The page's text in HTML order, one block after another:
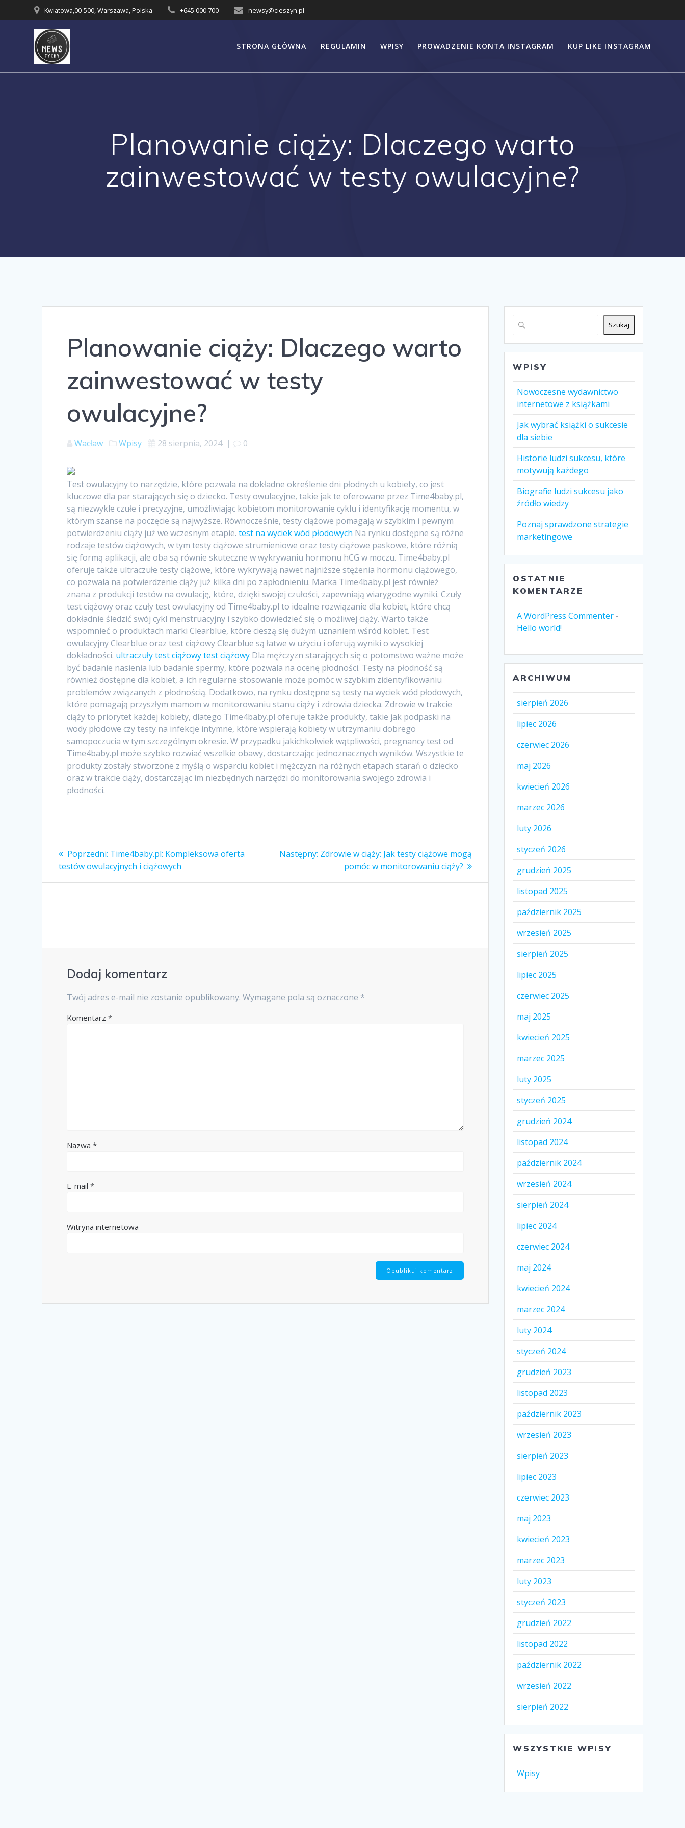
to
Kwiatowa,00-500, Warszawa, Polska +645 000 700 newsy@cieszyn.pl
STRONA GŁÓWNA REGULAMIN WPISY PROWADZENIE KONTA INSTAGRAM KUP LIKE INSTAGRAM
Planowanie ciąży: Dlaczego warto
zainwestować w testy owulacyjne?
Planowanie ciąży: Dlaczego warto
zainwestować w testy
owulacyjne?
Wacław Wpisy 28 sierpnia, 2024| 0
Test owulacyjny to narzędzie, które pozwala na dokładne określenie dni płodnych u kobiety, co jest
kluczowe dla par starających się o dziecko. Testy owulacyjne, takie jak te oferowane przez Time4baby.pl,
są niezwykle czułe i precyzyjne, umożliwiając kobietom monitorowanie cyklu i identyfikację momentu, w
którym szanse na poczęcie są najwyższe. Równocześnie, testy ciążowe pomagają w szybkim i pewnym
potwierdzeniu ciąży już we wczesnym etapie.test na wyciek wód płodowych Na rynku dostępne są różne
rodzaje testów ciążowych, w tym testy ciążowe strumieniowe oraz testy ciążowe paskowe, które różnią
się formą aplikacji, ale oba są równie skuteczne w wykrywaniu hormonu hCG w moczu. Time4baby.pl
oferuje także ultraczułe testy ciążowe, które wykrywają nawet najniższe stężenia hormonu ciążowego,
co pozwala na potwierdzenie ciąży już kilka dni po zapłodnieniu. Marka Time4baby.pl jest również
znana z produkcji testów na owulację, które, dzięki swojej czułości, zapewniają wiarygodne wyniki. Czuły
test ciążowy oraz czuły test owulacyjny od Time4baby.pl to idealne rozwiązanie dla kobiet, które chcą
dokładnie śledzić swój cykl menstruacyjny i szybko dowiedzieć się o możliwej ciąży. Warto także
wspomnieć o produktach marki Clearblue, które cieszą się dużym uznaniem wśród kobiet. Test
owulacyjny Clearblue oraz test ciążowy Clearblue są łatwe w użyciu i oferują wyniki o wysokiej
dokładności. ultraczuły test ciążowytest ciążowy Dla mężczyzn starających się o potomstwo ważne może
być badanie nasienia lub badanie spermy, które pozwala na ocenę płodności. Testy na płodność są
również dostępne dla kobiet, a ich regularne stosowanie może pomóc w szybkim zidentyfikowaniu
problemów związanych z płodnością. Dodatkowo, na rynku dostępne są testy na wyciek wód płodowych,
które pomagają przyszłym mamom w monitorowaniu stanu ciąży i zdrowia dziecka. Zdrowie w trakcie
ciąży to priorytet każdej kobiety, dlatego Time4baby.pl oferuje także produkty, takie jak podpaski na
wody płodowe czy testy na infekcje intymne, które wspierają kobiety w utrzymaniu dobrego
samopoczucia w tym szczególnym okresie. W przypadku jakichkolwiek wątpliwości, pregnancy test od
Time4baby.pl może szybko rozwiać wszelkie obawy, dostarczając jednoznacznych wyników. Wszystkie te
produkty zostały stworzone z myślą o wsparciu kobiet i mężczyzn na różnych etapach starań o dziecko
oraz w trakcie ciąży, dostarczając im niezbędnych narzędzi do monitorowania swojego zdrowia i
płodności.
Nawigacja
wpisu
Poprzedni: Poprzedni
wpis:
Time4baby.pl: Kompleksowa oferta
testów owulacyjnych i ciążowych
Następny: Następny
Zdrowie w ciąży: Jak testy ciążowe mogą
pomóc w monitorowaniu ciąży?
Dodaj komentarz
Twój adres e-mail nie zostanie opublikowany. Wymagane pola są oznaczone *
Komentarz*
Nazwa*
E-mail*
Witryna internetowa
Szukaj
WPISY
Nowoczesne wydawnictwo
internetowe z książkami
Jak wybrać książki o sukcesie
dla siebie
Historie ludzi sukcesu, które
motywują każdego
Biografie ludzi sukcesu jako
źródło wiedzy
Poznaj sprawdzone strategie
marketingowe
OSTATNIE
KOMENTARZE
A WordPress Commenter -
Hello world!
ARCHIWUM
sierpień 2026
lipiec 2026
czerwiec 2026
maj 2026
kwiecień 2026
marzec 2026
luty 2026
styczeń 2026
grudzień 2025
listopad 2025
październik 2025
wrzesień 2025
sierpień 2025
lipiec 2025
czerwiec 2025
maj 2025
kwiecień 2025
marzec 2025
luty 2025
styczeń 2025
grudzień 2024
listopad 2024
październik 2024
wrzesień 2024
sierpień 2024
lipiec 2024
czerwiec 2024
maj 2024
kwiecień 2024
marzec 2024
luty 2024
styczeń 2024
grudzień 2023
listopad 2023
październik 2023
wrzesień 2023
sierpień 2023
lipiec 2023
czerwiec 2023
maj 2023
kwiecień 2023
marzec 2023
luty 2023
styczeń 2023
grudzień 2022
listopad 2022
październik 2022
wrzesień 2022
sierpień 2022
WSZYSTKIE WPISY
Wpisy